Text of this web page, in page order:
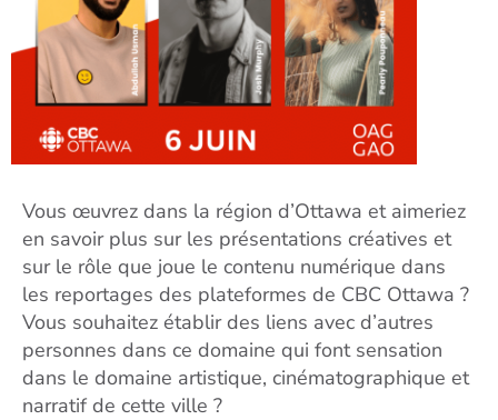
Vous œuvrez dans la région d’Ottawa et aimeriez
en savoir plus sur les présentations créatives et
sur le rôle que joue le contenu numérique dans
les reportages des plateformes de CBC Ottawa ?
Vous souhaitez établir des liens avec d’autres
personnes dans ce domaine qui font sensation
dans le domaine artistique, cinématographique et
narratif de cette ville ?